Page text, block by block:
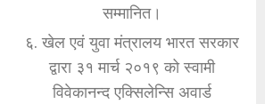
सम्मानित।
६. खेल एवं युवा मंत्रालय भारत सरकार
द्वारा ३१ मार्च २०१९ को स्वामी
विवेकानन्द एक्सिलेन्सि अवार्ड